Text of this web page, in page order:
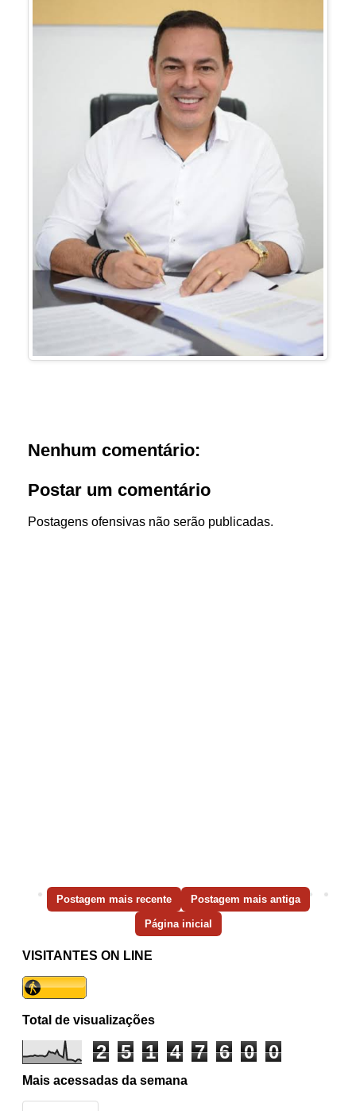
Nenhum comentário:
Postar um comentário
Postagens ofensivas não serão publicadas.
Postagem mais recente Postagem mais antiga
Página inicial
VISITANTES ON LINE
Total de visualizações
2 5 1 4 7 6 0 0
Mais acessadas da semana